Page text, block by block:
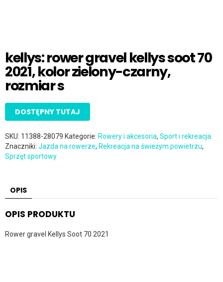
kellys: rower gravel kellys soot 70
2021, kolor zielony-czarny,
rozmiar s
DOSTĘPNY TUTAJ
SKU: 11388-28079 Kategorie: Rowery i akcesoria, Sport i rekreacja
Znaczniki: Jazda na rowerze, Rekreacja na świeżym powietrzu,
Sprzęt sportowy
OPIS
OPIS PRODUKTU
Rower gravel Kellys Soot 70 2021